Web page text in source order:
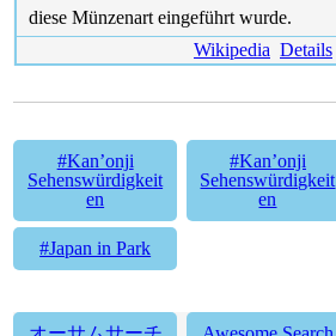
diese Münzenart eingeführt wurde.
Wikipedia Details
#Kan’onji
Sehenswürdigkeit
en
#Kan’onji
Sehenswürdigkeit
en
#Japan in Park